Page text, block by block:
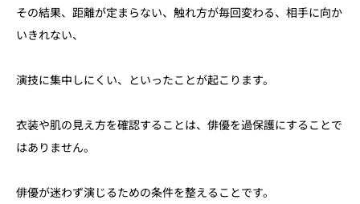
その結果、距離が定まらない、触れ方が毎回変わる、相手に向か
いきれない、
演技に集中しにくい、といったことが起こります。
衣装や肌の見え方を確認することは、俳優を過保護にすることで
はありません。
俳優が迷わず演じるための条件を整えることです。